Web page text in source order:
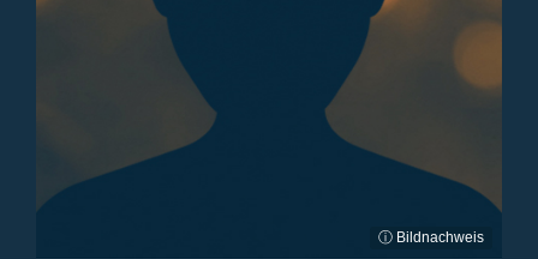
ⓘ Bildnachweis